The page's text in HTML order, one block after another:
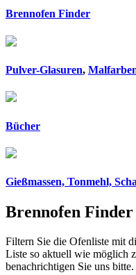
Brennofen Finder
Pulver-Glasuren,
Bücher
Gießmassen, Tonmehl,
Brennofen Finder
Filtern Sie die Ofenliste mit
Liste so aktuell wie möglich
benachrichtigen Sie uns